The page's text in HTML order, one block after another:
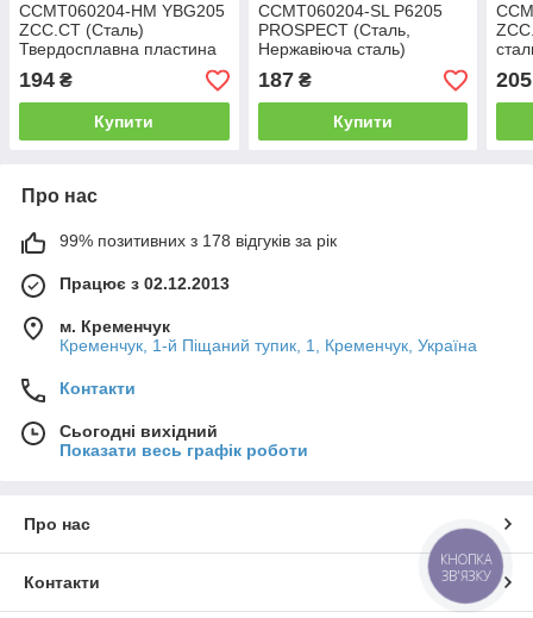
CCMT060204-HM YBG205
ZCC.CT (Сталь)
Твердосплавна пластина
194 ₴
Купити
CCMT060204-SL P6205
PROSPECT (Сталь,
Нержавіюча сталь)
Твердосплавна пластина
187₴
Купити
205
Про нас
99% позитивних з 178 відгуків за рік
Працює з 02.12.2013
м. Кременчук
Кременчук, 1-й Піщаний тупик, 1, Кременчук, Україна
Контакти
Сьогодні вихідний
Показати весь графік роботи
Про нас
Контакти
КНОПКА
ЗВ'ЯЗКУ